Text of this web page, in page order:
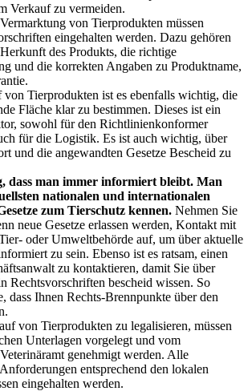
Verkauf⁤ zu vermeiden.
von Tierprodukten​ müssen
eingehalten ⁤werden. Dazu⁤ gehören
des Produkts, die richtige
und die korrekten Angaben zu Produktname,​
von Tierprodukten ist​ es ebenfalls wichtig, ⁢die
Fläche klar⁤ zu bestimmen. Dieses ⁤ist ein
sowohl für‌ den Richtlinienkonformer
⁤für die Logistik. Es ist auch wichtig, über
und die angewandten Gesetze Bescheid zu
dass man immer informiert bleibt. Man
nationalen und internationalen
zum Tierschutz kennen. Nehmen Sie‌
neue Gesetze erlassen werden, Kontakt mit
oder Umweltbehörde auf, um über aktuelle
zu sein. Ebenso ist es ‌ratsam,⁤ einen
zu kontaktieren, damit Sie ​über
Rechtsvorschriften bescheid wissen. So
dass ⁣Ihnen Rechts-Brennpunkte über den
von Tierprodukten⁤ zu legalisieren, müssen
Unterlagen vorgelegt⁣ und vom‌
genehmigt ⁢werden. Alle
entsprechend den lokalen
⁤eingehalten werden.